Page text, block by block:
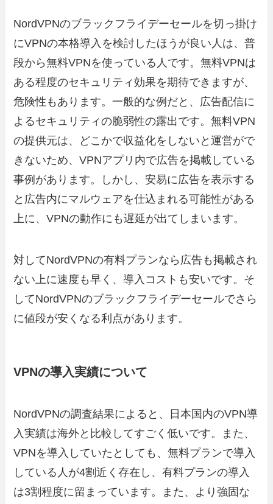
NordVPNのブラックフライデーセールを切っ掛け
にVPNの本格導入を検討したほうが良い人は、普
段から無料VPNを使っている人です。無料VPNは
ある程度のセキュリティ効果を期待できますが、
危険性もあります。一般的な例だと、広告配信に
よるセキュリティの脆弱性の露出です。無料VPN
の提供元は、どこかで収益化をしないと運営がで
きないため、VPNアプリ内で広告を掲載している
事例があります。しかし、安易に広告を表示する
と広告内にマルウェアを仕込まれる可能性がある
上に、VPNの動作にも遅延が出てしまいます。
対してNordVPNの有料プランなら広告も掲載され
ない上に速度も早く、導入コストも安いです。そ
してNordVPNのブラックフライデーセールでさら
に値段が安くなる利点があります。
VPNの導入実績について
NordVPNの調査結果によると、日本国内のVPN導
入実績は海外と比較してすごく低いです。また、
VPNを導入していたとしても、無料プランで導入
している人が4割近く存在し、有料プランの導入
は3割程度に留まっています。また、より強固な